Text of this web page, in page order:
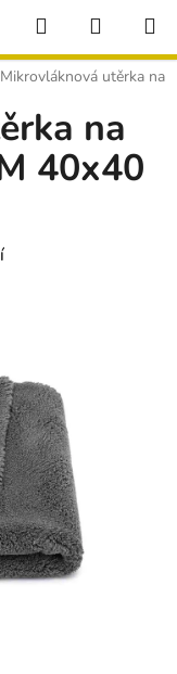
Hledat
KOŠÍK
Mikrovláknová utěrka na
na
40x40